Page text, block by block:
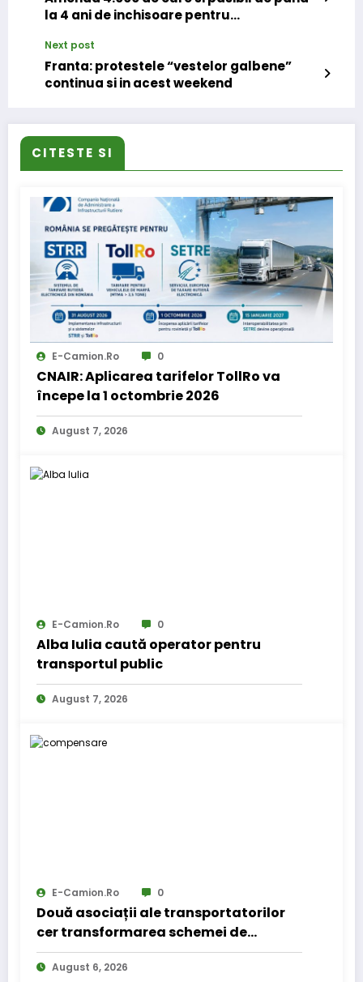
la 4 ani de inchisoare pentru
Next post
Franta: protestele “vestelor galbene”
continua si in acest weekend
CITESTE SI
E-Camion.ro 0
CNAIR: Aplicarea tarifelor TollRo va
începe la 1 octombrie 2026
August 7, 2026
E-Camion.ro 0
Alba Iulia caută operator pentru
transportul public
August 7, 2026
E-Camion.ro 0
Două asociații ale transportatorilor
cer transformarea schemei de
compensare a accizei în mecanism
permanent
August 6, 2026